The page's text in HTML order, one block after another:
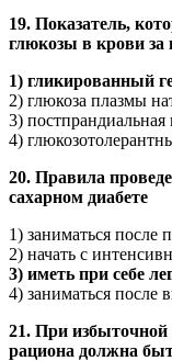
19. Показатель,
глюкозы в крови за
1) гликированный
2) глюкоза плазмы
3) постпрандиальная
4)
20. Правила
сахарном диабете
1) заниматься после
2) начать с
3) иметь при себе
4) заниматься после
21. При избыточной
рациона должна